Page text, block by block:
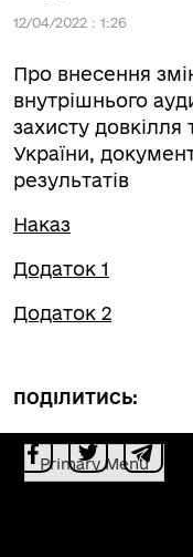
12/04/2022 : 1:26
Про внесення
внутрішнього
захисту довкілля
України,
результатів
Наказ
Додаток 1
Додаток 2
ПОДІЛИТИСЬ:
Primary Menu